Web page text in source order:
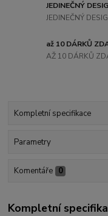
JEDINEČNÝ
JEDINEČNÝ
až 10 DÁRKŮ
AŽ 10 DÁRKŮ
Kompletní specifikace
Parametry
Komentáře 0
Kompletní